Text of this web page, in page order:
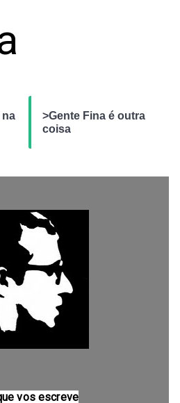
na
>Gente Fina é outra
coisa
vos escreve